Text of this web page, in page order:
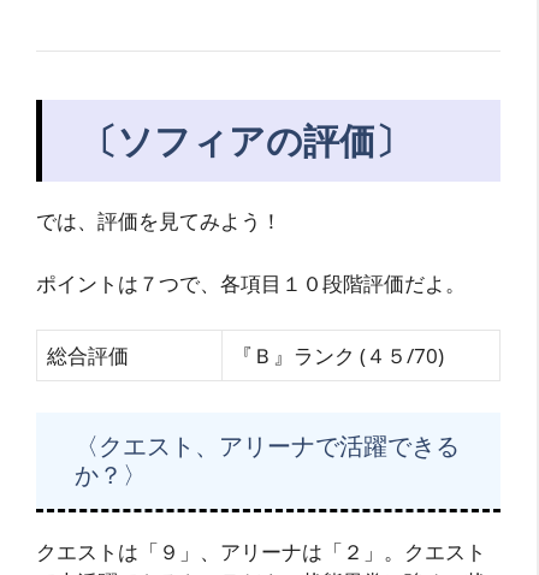
〔ソフィアの評価〕
では、評価を見てみよう！
ポイントは７つで、各項目１０段階評価だよ。
総合評価 『Ｂ』ランク (４５/70)
〈クエスト、アリーナで活躍できる
か？〉
クエストは「９」、アリーナは「２」。クエスト